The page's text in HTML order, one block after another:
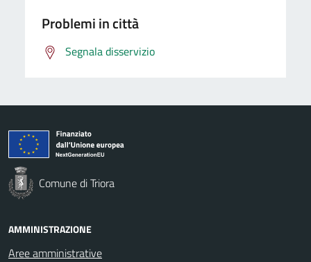
Problemi in città
Segnala disservizio
Comune di Triora
AMMINISTRAZIONE
Aree amministrative